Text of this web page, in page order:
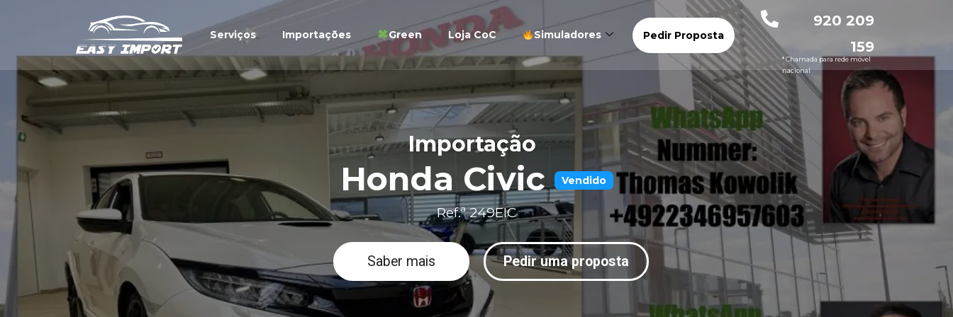
Serviços Importações Green Loja CoC Simuladores Pedir Proposta
920 209
159
* Chamada para rede móvel
nacional
Importação
Honda Civic Vendido
Ref.ª 249EIC
Saber mais Pedir uma proposta